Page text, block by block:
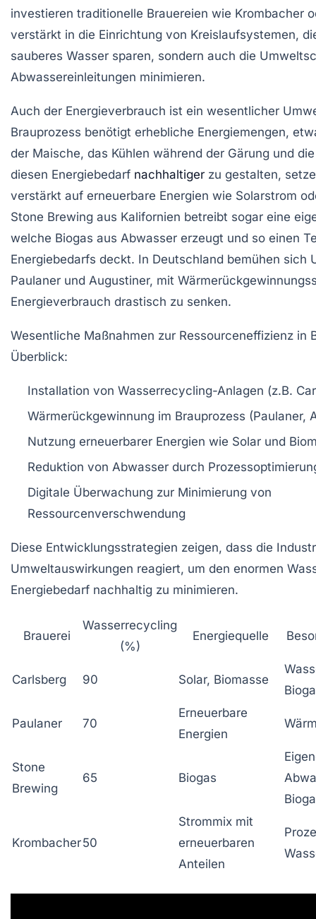
investieren traditionelle Brauereien wie Krombacher
verstärkt in die Einrichtung von Kreislaufsystemen,
sauberes Wasser sparen, sondern auch die
Abwassereinleitungen minimieren.
Auch der Energieverbrauch ist ein wesentlicher
Brauprozess benötigt erhebliche Energiemengen,
der Maische, das Kühlen während der Gärung und
diesen Energiebedarf nachhaltiger zu gestalten,
verstärkt auf erneuerbare Energien wie Solarstrom
Stone Brewing aus Kalifornien betreibt sogar eine
welche Biogas aus Abwasser erzeugt und so einen
Energiebedarfs deckt. In Deutschland bemühen sich
Paulaner und Augustiner, mit
Energieverbrauch drastisch zu senken.
Wesentliche Maßnahmen zur Ressourceneffizienz in
Überblick:
Installation von Wasserrecycling-Anlagen (z.B.
Wärmerückgewinnung im Brauprozess (Paulaner,
Nutzung erneuerbarer Energien wie Solar und
Reduktion von Abwasser durch
Digitale Überwachung zur Minimierung von
Ressourcenverschwendung
Diese Entwicklungsstrategien zeigen, dass die
Umweltauswirkungen reagiert, um den enormen
Energiebedarf nachhaltig zu minimieren.
Brauerei
Wasserrecycling
(%)
Energiequelle
Carlsberg 90 Solar, Biomasse
Paulaner 70
Erneuerbare
Energien
Stone
Brewing
65 Biogas
Krombacher50
Strommix mit
erneuerbaren
Anteilen